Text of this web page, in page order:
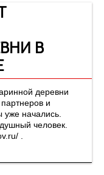
В
деревни
и
уже начались.
человек.
.